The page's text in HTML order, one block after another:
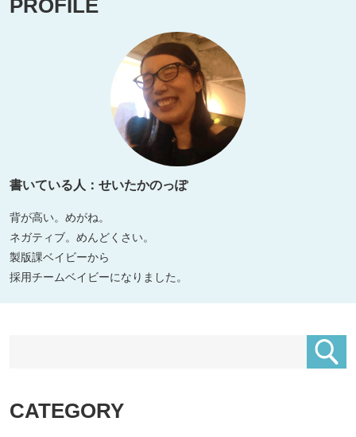
PROFILE
書いている人：せいたかのっぽ
背が高い。めがね。
ネガティブ。めんどくさい。
製版課ベイビーから
採用チームベイビーになりました。
CATEGORY